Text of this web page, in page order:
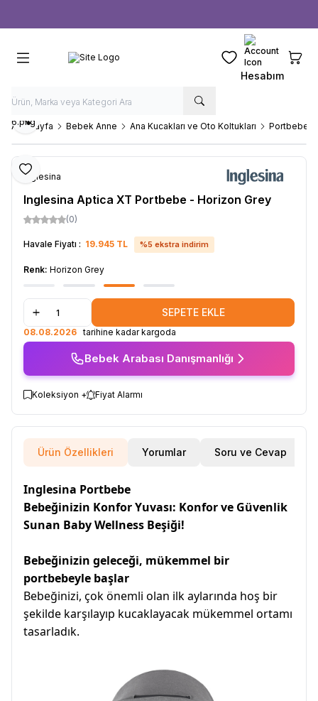
Favorilerim
Hesabım
Ana Sayfa Bebek Anne Ana Kucakları ve Oto Koltukları
Favoriye Ekle
Paylaş
Inglesina
Inglesina Aptica XT Portbebe - Horizon Grey
(0)
Havale Fiyatı : 19.945 TL %5 ekstra indirim
Renk: Horizon Grey
SEPETE EKLE
08.08.2026 tarihine kadar kargoda
Bebek Arabası Danışmanlığı
Koleksiyon + Fiyat Alarmı
Ürün Özellikleri Yorumlar Soru ve Cevap
Inglesina Portbebe
Bebeğinizin Konfor Yuvası: Konfor ve Güvenlik
Sunan Baby Wellness Beşiği!
Bebeğinizin geleceği, mükemmel bir
portbebeyle başlar
Bebeğinizi, çok önemli olan ilk aylarında hoş bir
şekilde karşılayıp kucaklayacak mükemmel ortamı
tasarladık.